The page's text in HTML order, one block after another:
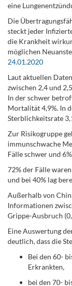
eine
Die
steckt jeder
die Krankheit
möglichen
24.01.2020
Laut aktuellen
zwischen 2,4 und
In der schwer
Mortalität 4,9%. In
Sterblichkeitsrate
Zur Risikogruppe
immunschwache
Fälle schwer und
72% der Fälle
und bei 40% lag
Außerhalb von
Informationen
Grippe-Ausbruch
Eine Auswertung
deutlich, dass die
Bei den 60-
Erkrankten,
bei den 70-